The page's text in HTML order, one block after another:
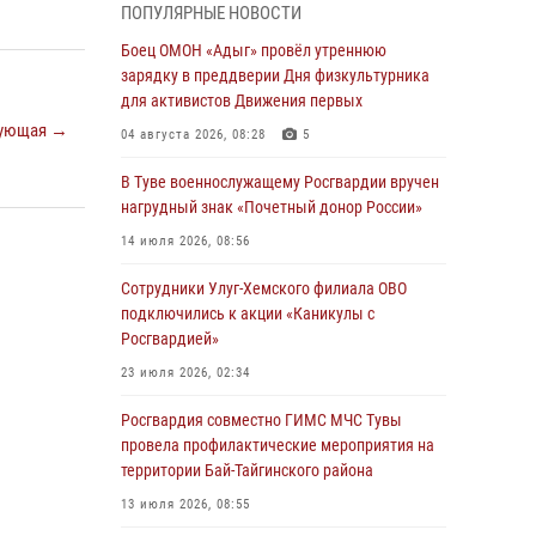
→
из труднодоступного места
03 августа 2026, 07:25
Росгвардия проверила организацию отдыха
детей в детских лагерях Тувы
Сотрудники вневедомственной охраны
приняли участие в акции «Каникулы с
29 июля 2026, 09:41
26 сигналов «Тревога» с автотранспортов
отработали экипажи задержаний Росгвардии
29 июля 2026, 08:37 1
В Туве офицер Росгвардии подвела итоги
юбилейного личного забега
ПОПУЛЯРНЫЕ НОВОСТИ
Боец ОМОН «Адыг» провёл утреннюю
зарядку в преддверии Дня физкультурника
для активистов Движения первых
04 августа 2026, 08:28 5
В Туве военнослужащему Росгвардии вручен
нагрудный знак «Почетный донор России»
14 июля 2026, 08:56
Сотрудники Улуг-Хемского филиала ОВО
подключились к акции «Каникулы с
Росгвардией»
23 июля 2026, 02:34
Росгвардия совместно ГИМС МЧС Тувы
провела профилактические мероприятия на
территории Бай-Тайгинского района
13 июля 2026, 08:55